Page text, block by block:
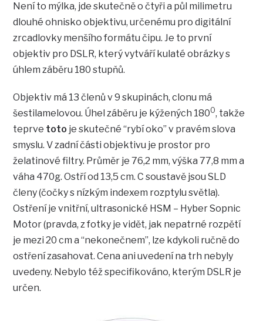
Není to mýlka, jde skutečně o čtyři a půl milimetru
dlouhé ohnisko objektivu, určenému pro digitální
zrcadlovky menšího formátu čipu. Je to první
objektiv pro DSLR, který vytváří kulaté obrázky s
úhlem záběru 180 stupňů.
Objektiv má 13 členů v 9 skupinách, clonu má
šestilamelovou. Úhel záběru je kýžených 1800, takže
teprve toto je skutečné “rybí oko” v pravém slova
smyslu. V zadní části objektivu je prostor pro
želatinové filtry. Průměr je 76,2 mm, výška 77,8 mm a
váha 470g. Ostří od 13,5 cm. C soustavě jsou SLD
členy (čočky s nízkým indexem rozptylu světla).
Ostření je vnitřní, ultrasonické HSM – Hyber Sopnic
Motor (pravda, z fotky je vidět, jak nepatrné rozpětí
je mezi 20 cm a “nekonečnem”, lze kdykoli ručně do
ostření zasahovat. Cena ani uvedení na trh nebyly
uvedeny. Nebylo též specifikováno, kterým DSLR je
určen.